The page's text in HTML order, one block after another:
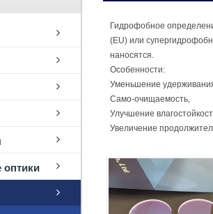
Гидрофобное
(EU) или
наносятся.
Особенности:
Уменьшение
Само-очищаемость,
Улучшение
Увеличение